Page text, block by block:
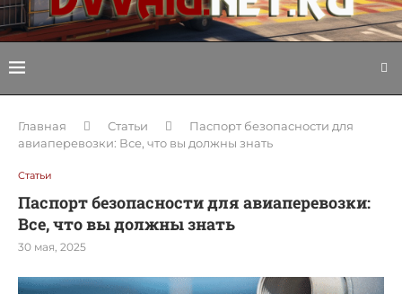
Главная Статьи
Паспорт безопасности для
авиаперевозки: Все, что вы должны знать
Статьи
Паспорт безопасности для авиаперевозки:
Все, что вы должны знать
30 мая, 2025